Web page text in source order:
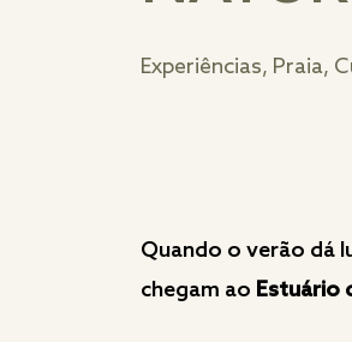
Experiências, Praia,
Quando o verão dá
chegam ao Estuário